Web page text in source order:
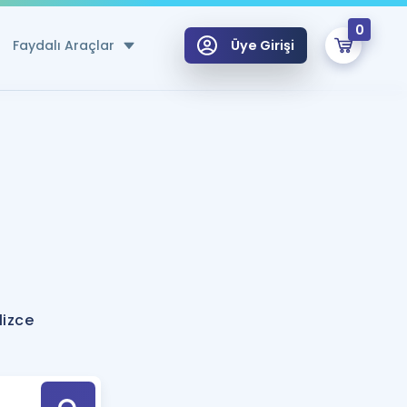
Faydalı Araçlar
Hesaplama Aracı
için Öneriler
Tek Takvimde
Üye Girişi
0